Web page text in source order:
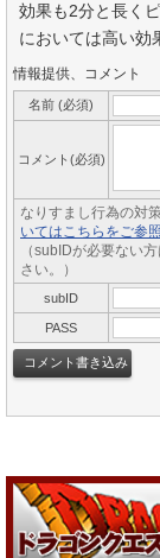
効果も2分と長く
においては高い効
情報提供、コメント
名前 (必須)
コメント(必須)
なりすまし行為の対
いてはこちらをご参
（subIDが必要ない
さい。）
subID
PASS